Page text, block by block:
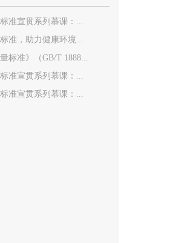
准宣贯系列慕课：...
准，助力健康环境...
标准》（GB/T 1888...
准宣贯系列慕课：...
准宣贯系列慕课：...